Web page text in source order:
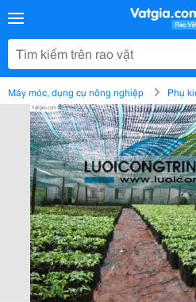
Máy móc, dụng cụ nông nghiệp Phụ